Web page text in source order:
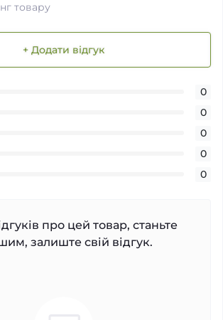
товару
+ Додати відгук
0
0
0
0
0
про цей товар, станьте
залиште свій відгук.